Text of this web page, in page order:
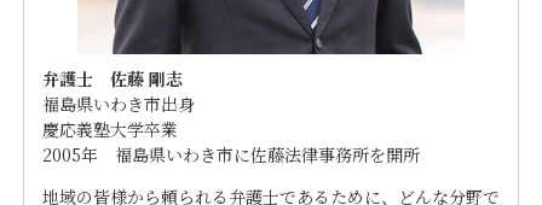
弁護士 佐藤 剛志
福島県いわき市出身
慶応義塾大学卒業
2005年 福島県いわき市に佐藤法律事務所を開所
地域の皆様から頼られる弁護士であるために、どんな分野で